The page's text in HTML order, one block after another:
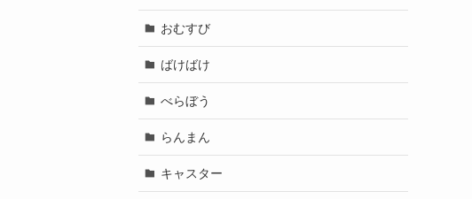
おむすび
ばけばけ
べらぼう
らんまん
キャスター